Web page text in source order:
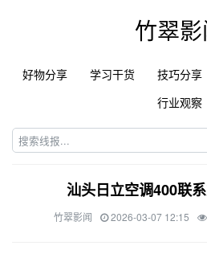
竹翠
好物分享 学习干货 技巧分享
行业观察
汕头日立空调400联
竹翠影闻 2026-03-07 12:15